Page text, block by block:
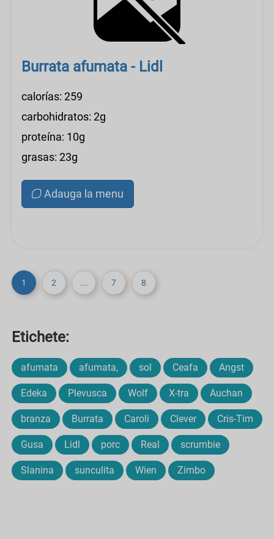
Burrata afumata - Lidl
calorías: 259
carbohidratos: 2g
proteína: 10g
grasas: 23g
Adauga la menu
1 2 ... 7 8
Etichete:
afumata afumata, sol Ceafa Angst
Edeka Plevusca Wolf X-tra Auchan
branza Burrata Caroli Clever Cris-Tim
Gusa Lidl porc Real scrumbie
Slanina sunculita Wien Zimbo